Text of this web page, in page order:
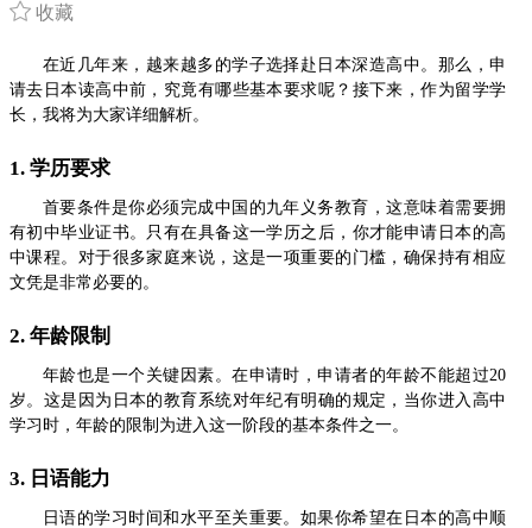
收藏
在近几年来，越来越多的学子选择赴日本深造高中。那么，申
请去日本读高中前，究竟有哪些基本要求呢？接下来，作为留学学
长，我将为大家详细解析。
1. 学历要求
首要条件是你必须完成中国的九年义务教育，这意味着需要拥
有初中毕业证书。只有在具备这一学历之后，你才能申请日本的高
中课程。对于很多家庭来说，这是一项重要的门槛，确保持有相应
文凭是非常必要的。
2. 年龄限制
年龄也是一个关键因素。在申请时，申请者的年龄不能超过20
岁。这是因为日本的教育系统对年纪有明确的规定，当你进入高中
学习时，年龄的限制为进入这一阶段的基本条件之一。
3. 日语能力
日语的学习时间和水平至关重要。如果你希望在日本的高中顺